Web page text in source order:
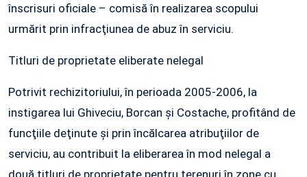
înscrisuri oficiale – comisă în realizarea scopului
urmărit prin infracţiunea de abuz în serviciu.
Titluri de proprietate eliberate nelegal
Potrivit rechizitoriului, în perioada 2005-2006, la
instigarea lui Ghiveciu, Borcan şi Costache, profitând de
funcţiile deţinute şi prin încălcarea atribuţiilor de
serviciu, au contribuit la eliberarea în mod nelegal a
două titluri de proprietate pentru terenuri în zone cu